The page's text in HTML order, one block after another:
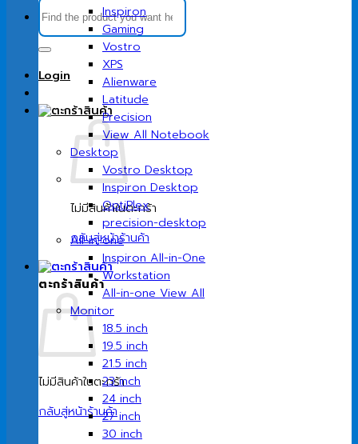
ค้นหา:
Login
ไม่มีสินค้าในตะกร้า
กลับสู่หน้าร้านค้า
ตะกร้าสินค้า
ไม่มีสินค้าในตะกร้า
กลับสู่หน้าร้านค้า
Inspiron
Gaming
Vostro
XPS
Alienware
Latitude
Precision
View All Notebook
Desktop
Vostro Desktop
Inspiron Desktop
OptiPlex
precision-desktop
All-in-one
Inspiron All-in-One
Workstation
All-in-one View All
Monitor
18.5 inch
19.5 inch
21.5 inch
23 inch
24 inch
27 inch
30 inch